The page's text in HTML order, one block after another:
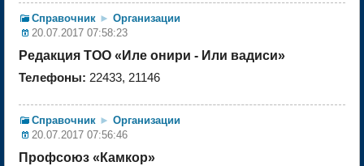
Справочник ► Организации
20.07.2017 07:58:23
Редакция ТОО «Иле онири - Или вадиси»
Телефоны: 22433, 21146
Справочник ► Организации
20.07.2017 07:56:46
Профсоюз «Камкор»